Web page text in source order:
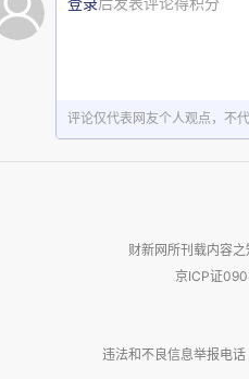
可能因为亨特的引荐，格
始台长弗兰斯蒂德（John
1699年，格雷发表两篇
年，格雷发表一篇论文，讨
年，他发表了关于太阳黑子
评论仅代表网友个人观点，不
财新网所刊载内容
京ICP证
违法和不良信息举报电